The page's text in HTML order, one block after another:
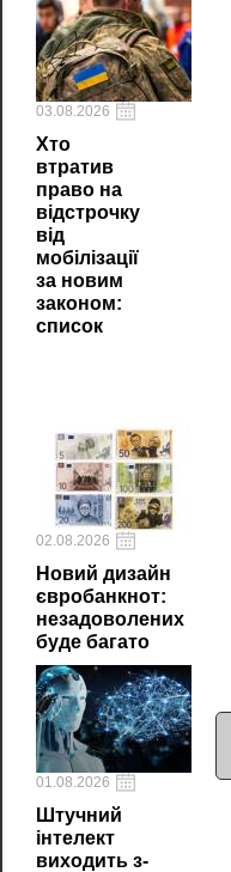
03.08.2026
Хто
втратив
право на
відстрочку
від
мобілізації
за новим
законом:
список
02.08.2026
Новий дизайн
євробанкнот:
незадоволених
буде багато
01.08.2026
Штучний
інтелект
виходить з-